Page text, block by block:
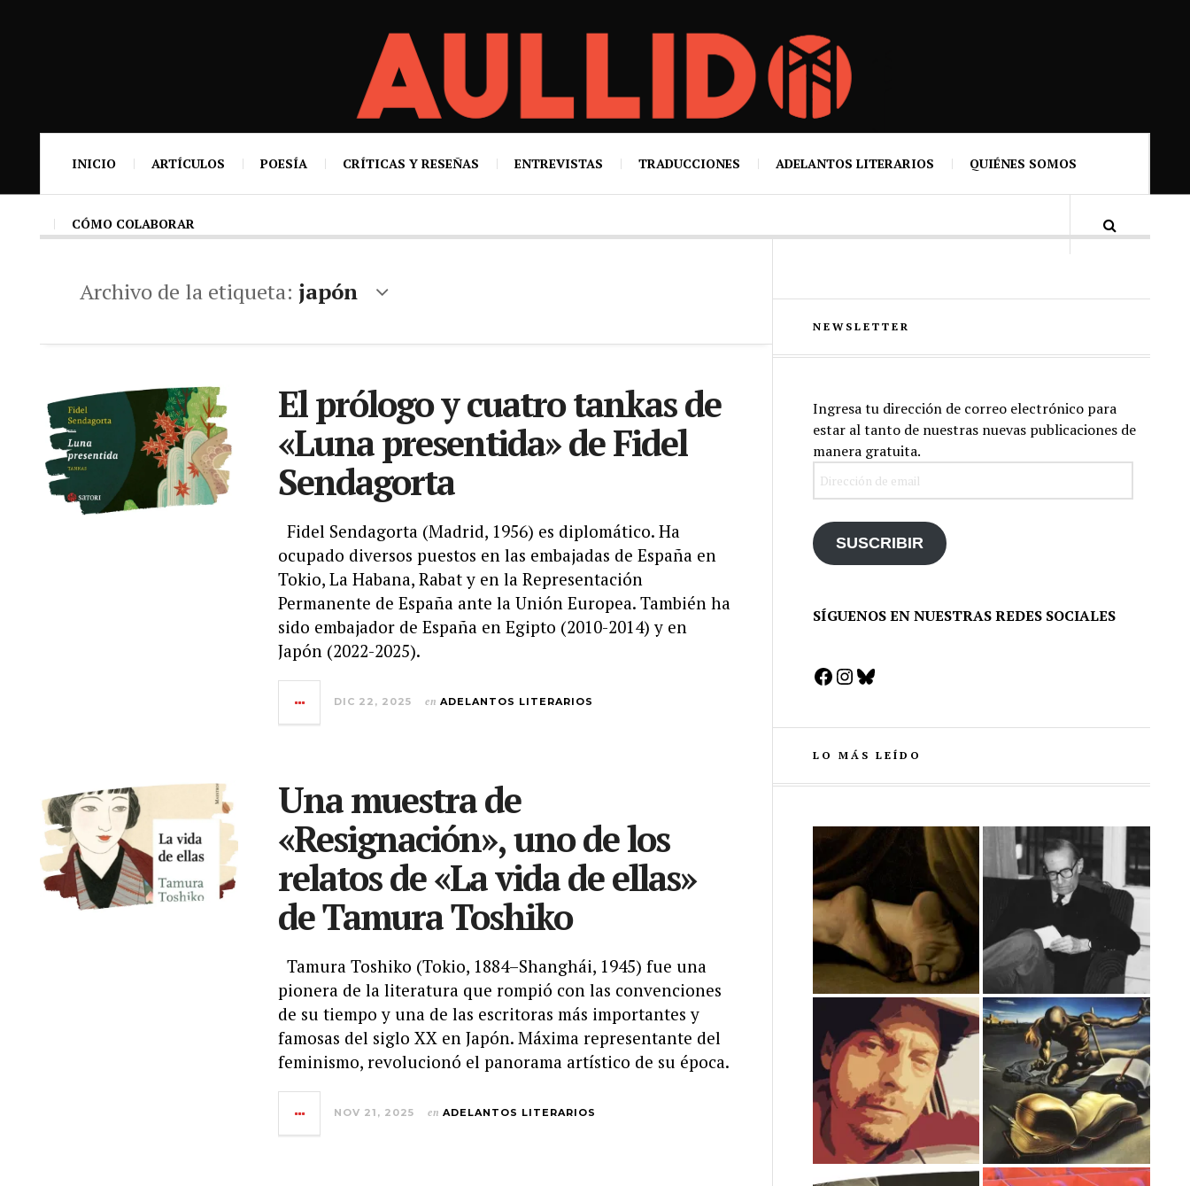
INICIO ARTÍCULOS POESÍA CRÍTICAS Y RESEÑAS ENTREVISTAS TRADUCCIONES ADELANTOS LITERARIOS QUIÉNES SOMOS
CÓMO COLABORAR
Archivo de la etiqueta: japón
El prólogo y cuatro tankas de
«Luna presentida» de Fidel
Sendagorta
Fidel Sendagorta (Madrid, 1956) es diplomático. Ha
ocupado diversos puestos en las embajadas de España en
Tokio, La Habana, Rabat y en la Representación
Permanente de España ante la Unión Europea. También ha
sido embajador de España en Egipto (2010-2014) y en
Japón (2022-2025).
DIC 22, 2025 en ADELANTOS LITERARIOS
Una muestra de
«Resignación», uno de los
relatos de «La vida de ellas»
de Tamura Toshiko
Tamura Toshiko (Tokio, 1884–Shanghái, 1945) fue una
pionera de la literatura que rompió con las convenciones
de su tiempo y una de las escritoras más importantes y
famosas del siglo XX en Japón. Máxima representante del
feminismo, revolucionó el panorama artístico de su época.
NOV 21, 2025 en ADELANTOS LITERARIOS
NEWSLETTER
Ingresa tu dirección de correo electrónico para
estar al tanto de nuestras nuevas publicaciones de
manera gratuita.
SUSCRIBIR
SÍGUENOS EN NUESTRAS REDES SOCIALES
Facebook
Instagram
Bluesky
LO MÁS LEÍDO